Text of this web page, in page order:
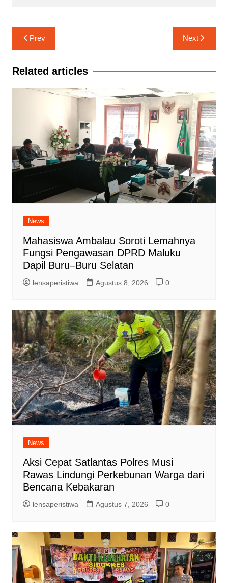
Navigasi
pos
Prev Next
Related articles
News
Mahasiswa Ambalau Soroti Lemahnya
Fungsi Pengawasan DPRD Maluku
Dapil Buru–Buru Selatan
lensaperistiwa Agustus 8, 2026 0
News
Aksi Cepat Satlantas Polres Musi
Rawas Lindungi Perkebunan Warga dari
Bencana Kebakaran
lensaperistiwa Agustus 7, 2026 0